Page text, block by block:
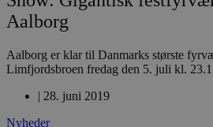
Aalborg
Aalborg er klar til Danmarks største
Limfjordsbroen fredag den 5. juli kl.
| 28. juni 2019
Nyheder